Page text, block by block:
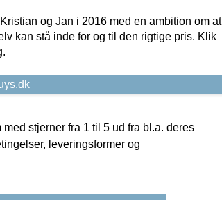
og Jan i 2016 med en ambition om at
kan stå inde for og til den rigtige pris. Klik
stjerner fra 1 til 5 ud fra bl.a. deres
leveringsformer og